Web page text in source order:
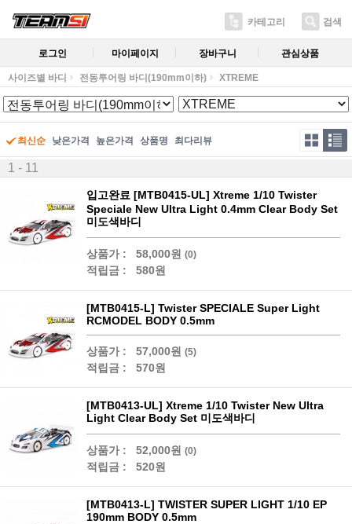
카테고리 검색
로그인 마이페이지 장바구니 관심상품
사이즈별 바디 전동투어링 바디(190mm이하) XTREME
최신순 낮은가격 높은가격 상품명 최다리뷰
1 - 11
입고완료 [MTB0415-UL] Xtreme 1/10 Twister
Speciale New Ultra Light 0.4mm Clear Body Set
미도색바디
상품가 : 58,000원 (0)
적립금 : 580원
[MTB0415-L] Twister SPECIALE Super Light
RCMODEL BODY 0.5mm
상품가 : 57,000원 (5)
적립금 : 570원
[MTB0413-UL] Xtreme 1/10 Twister New Ultra
Light Clear Body Set 미도색바디
상품가 : 52,000원 (0)
적립금 : 520원
[MTB0413-L] TWISTER SUPER LIGHT 1/10 EP
190mm BODY 0.5mm